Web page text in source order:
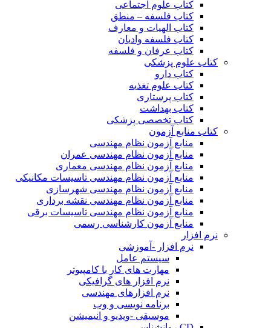
کتاب علوم اجتماعی
کتاب فلسفه – منطق
کتاب الهیات و معارف
کتاب فلسفه وادیان
کتاب عرفان و فلسفه
کتاب علوم پزشکی
کتاب دارو
کتاب علوم تغذیه
کتاب پرستاری
کتاب بهداشت
کتاب تخصصی پزشکی
کتاب منابع آزمون
منابع آزمون نظام مهندسی
منابع آزمون نظام مهندسی عمران
منابع آزمون نظام مهندسی معماری
منابع آزمون نظام مهندسی تاسیسات مکانیکی
منابع آزمون نظام مهندسی شهرسازی
منابع آزمون نظام مهندسی نقشه برداری
منابع آزمون نظام مهندسی تاسیسات برقی
منابع آزمون کارشناسی رسمی
نرم افزار
نرم افزار -آموزشی
سیستم عامل
مهارت های کار با کامپیوتر
نرم افزار های گرافیکی
نرم افزارهای مهندسی
برنامه نویسی و وب
موسیقی -ویدیو و انیمیشن